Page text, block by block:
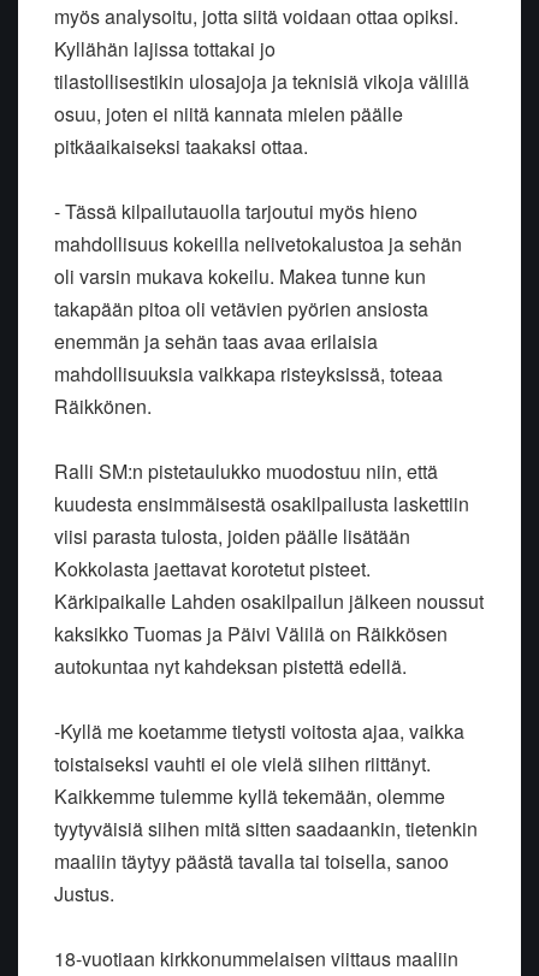
myös analysoitu, jotta siitä voidaan ottaa opiksi.
Kyllähän lajissa tottakai jo
tilastollisestikin ulosajoja ja teknisiä vikoja välillä
osuu, joten ei niitä kannata mielen päälle
pitkäaikaiseksi taakaksi ottaa.
- Tässä kilpailutauolla tarjoutui myös hieno
mahdollisuus kokeilla nelivetokalustoa ja sehän
oli varsin mukava kokeilu. Makea tunne kun
takapään pitoa oli vetävien pyörien ansiosta
enemmän ja sehän taas avaa erilaisia
mahdollisuuksia vaikkapa risteyksissä, toteaa
Räikkönen.
Ralli SM:n pistetaulukko muodostuu niin, että
kuudesta ensimmäisestä osakilpailusta laskettiin
viisi parasta tulosta, joiden päälle lisätään
Kokkolasta jaettavat korotetut pisteet.
Kärkipaikalle Lahden osakilpailun jälkeen noussut
kaksikko Tuomas ja Päivi Välilä on Räikkösen
autokuntaa nyt kahdeksan pistettä edellä.
-Kyllä me koetamme tietysti voitosta ajaa, vaikka
toistaiseksi vauhti ei ole vielä siihen riittänyt.
Kaikkemme tulemme kyllä tekemään, olemme
tyytyväisiä siihen mitä sitten saadaankin, tietenkin
maaliin täytyy päästä tavalla tai toisella, sanoo
Justus.
18-vuotiaan kirkkonummelaisen viittaus maaliin